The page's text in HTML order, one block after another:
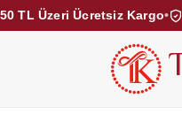
TL Üzeri Ücretsiz Kargo•
KEHRİBAR TESBİHLER